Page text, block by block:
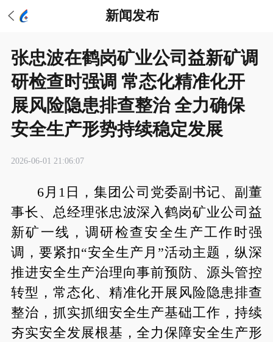
新闻发布
张忠波在鹤岗矿业公司益新矿调
研检查时强调 常态化精准化开
展风险隐患排查整治 全力确保
安全生产形势持续稳定发展
2026-06-01 21:06:07
6月1日，集团公司党委副书记、副董
事长、总经理张忠波深入鹤岗矿业公司益
新矿一线，调研检查安全生产工作时强
调，要紧扣“安全生产月”活动主题，纵深
推进安全生产治理向事前预防、源头管控
转型，常态化、精准化开展风险隐患排查
整治，抓实抓细安全生产基础工作，持续
夯实安全发展根基，全力保障安全生产形